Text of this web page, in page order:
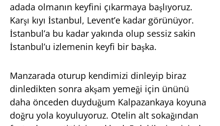
adada olmanın keyfini çıkarmaya başlıyoruz.
Karşı kıyı İstanbul, Levent’e kadar görünüyor.
İstanbul’a bu kadar yakında olup sessiz sakin
İstanbul’u izlemenin keyfi bir başka.
Manzarada oturup kendimizi dinleyip biraz
dinledikten sonra akşam yemeği için ününü
daha önceden duyduğum Kalpazankaya koyuna
doğru yola koyuluyoruz. Otelin alt sokağından